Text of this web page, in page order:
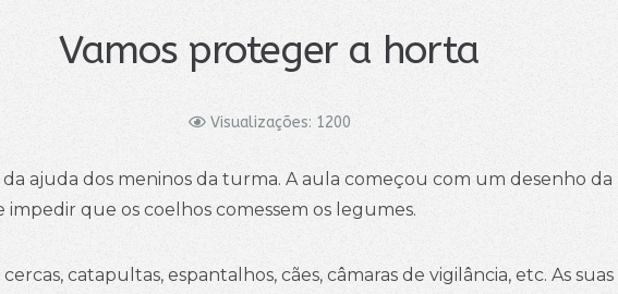
Vamos proteger a horta
Visualizações: 1200
ajuda dos meninos da turma. A aula começou com um desenho
que os coelhos comessem os legumes.
catapultas, espantalhos, cães, câmaras de vigilância, etc. As